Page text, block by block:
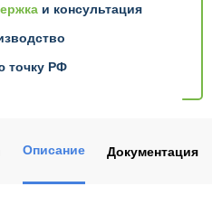
и консультация
точку РФ
Описание Документация